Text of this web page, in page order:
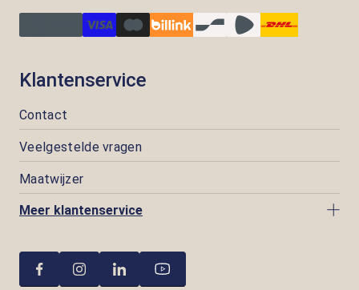
Klantenservice
Contact
Veelgestelde vragen
Maatwijzer
Meer klantenservice